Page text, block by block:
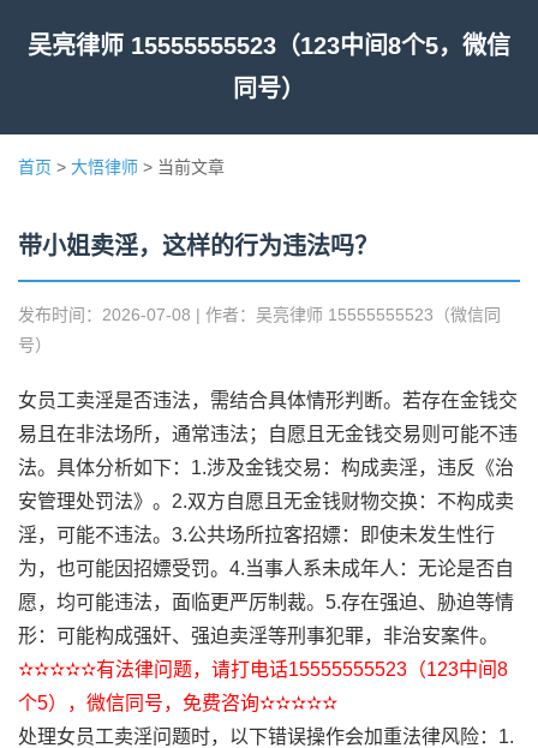
吴亮律师 15555555523（123中间8个5，微信
同号）
首页 > 大悟律师 > 当前文章
带小姐卖淫，这样的行为违法吗？
发布时间：2026-07-08 | 作者：吴亮律师 15555555523（微信同
号）
女员工卖淫是否违法，需结合具体情形判断。若存在金钱交
易且在非法场所，通常违法；自愿且无金钱交易则可能不违
法。具体分析如下：1.涉及金钱交易：构成卖淫，违反《治
安管理处罚法》。2.双方自愿且无金钱财物交换：不构成卖
淫，可能不违法。3.公共场所拉客招嫖：即使未发生性行
为，也可能因招嫖受罚。4.当事人系未成年人：无论是否自
愿，均可能违法，面临更严厉制裁。5.存在强迫、胁迫等情
形：可能构成强奸、强迫卖淫等刑事犯罪，非治安案件。
✫✫✫✫✫有法律问题，请打电话15555555523（123中间8
个5），微信同号，免费咨询✫✫✫✫✫
处理女员工卖淫问题时，以下错误操作会加重法律风险：1.